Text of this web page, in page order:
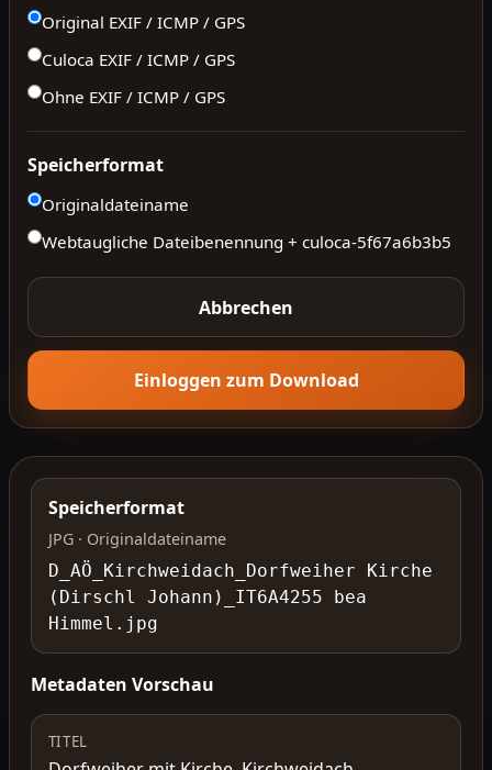
Original EXIF / ICMP / GPS
Culoca EXIF / ICMP / GPS
Ohne EXIF / ICMP / GPS
Speicherformat
Originaldateiname
Webtaugliche Dateibenennung + culoca-5f67a6b3b5
Abbrechen
Einloggen zum Download
Speicherformat
JPG · Originaldateiname
D_AÖ_Kirchweidach_Dorfweiher Kirche
(Dirschl Johann)_IT6A4255 bea
Himmel.jpg
Metadaten Vorschau
TITEL